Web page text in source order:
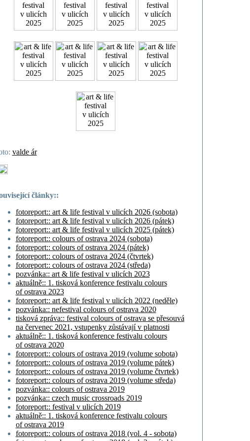
valde ár
články::
fotoreport:: art & life festival v ulicích 2026 (sobota)
fotoreport:: art & life festival v ulicích 2026 (pátek)
fotoreport:: art & life festival v ulicích 2025 (pátek)
fotoreport:: colours of ostrava 2024 (sobota)
fotoreport:: colours of ostrava 2024 (pátek)
fotoreport:: colours of ostrava 2024 (čtvrtek)
fotoreport:: colours of ostrava 2024 (středa)
pozvánka:: art & life festival v ulicích 2023
aktuálně:: 1. tisková konference festivalu colours
of ostrava 2023
fotoreport:: art & life festival v ulicích 2022 (neděle)
pozvánka:: nefestival colours of ostrava 2020
tisková zpráva:: festival colours of ostrava se přesouvá
na červenec 2021, vstupenky zůstávají v platnosti
aktuálně:: 1. tisková konference festivalu colours
of ostrava 2020
fotoreport:: colours of ostrava 2019 (volume sobota)
fotoreport:: colours of ostrava 2019 (volume pátek)
fotoreport:: colours of ostrava 2019 (volume čtvrtek)
fotoreport:: colours of ostrava 2019 (volume středa)
pozvánka:: colours of ostrava 2019
pozvánka:: czech music crossroads 2019
fotoreport:: festival v ulicích 2019
aktuálně:: 1. tisková konference festivalu colours
of ostrava 2019
fotoreport:: colours of ostrava 2018 (vol. 4 - sobota)